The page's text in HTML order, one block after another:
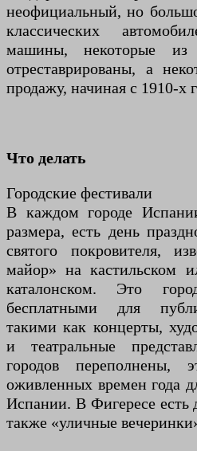
неофициальный, но
классических
машины, некоторые из
отреставрированы, а
продажу, начиная с 1910-х
Что делать
Городские фестивали
В каждом городе
размера, есть день
святого покровителя,
майор» на кастильском
каталонском. Это
бесплатными для
такими как концерты,
и театральные
городов
оживленных времен года
Испании. В Фигересе есть
также «уличные